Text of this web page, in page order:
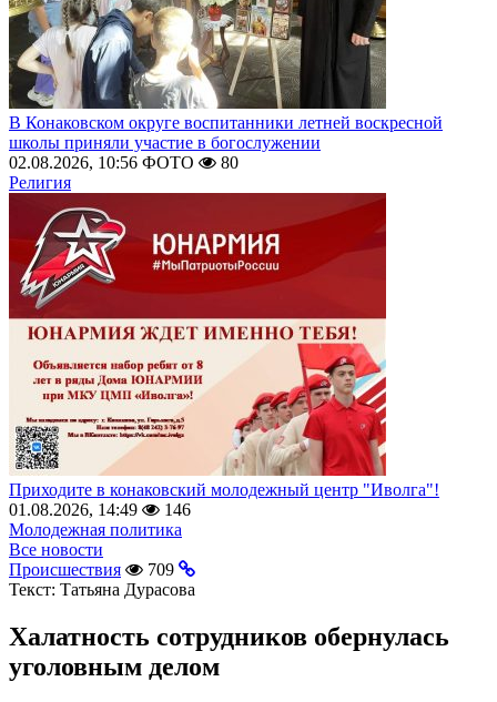
В Конаковском округе воспитанники летней воскресной
школы приняли участие в богослужении
02.08.2026, 10:56 ФОТО
80
Религия
Приходите в конаковский молодежный центр "Иволга"!
01.08.2026, 14:49
146
Молодежная политика
Все новости
Происшествия
709
Текст: Татьяна Дурасова
Халатность сотрудников обернулась
уголовным делом